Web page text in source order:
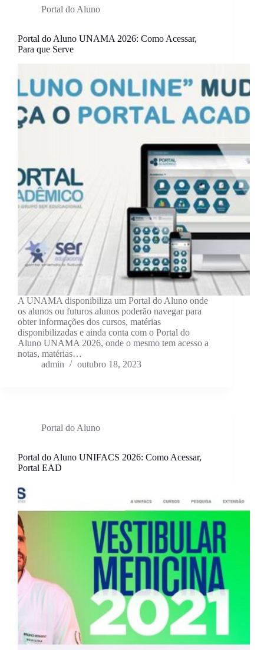
Portal do Aluno
Portal do Aluno UNAMA 2026: Como Acessar,
Para que Serve
A UNAMA disponibiliza um Portal do Aluno onde
os alunos ou futuros alunos poderão navegar para
obter informações dos cursos, matérias
disponibilizadas e ainda conta com o Portal do
Aluno UNAMA 2026, onde o mesmo tem acesso a
notas, matérias…
admin
outubro 18, 2023
Portal do Aluno
Portal do Aluno UNIFACS 2026: Como Acessar,
Portal EAD